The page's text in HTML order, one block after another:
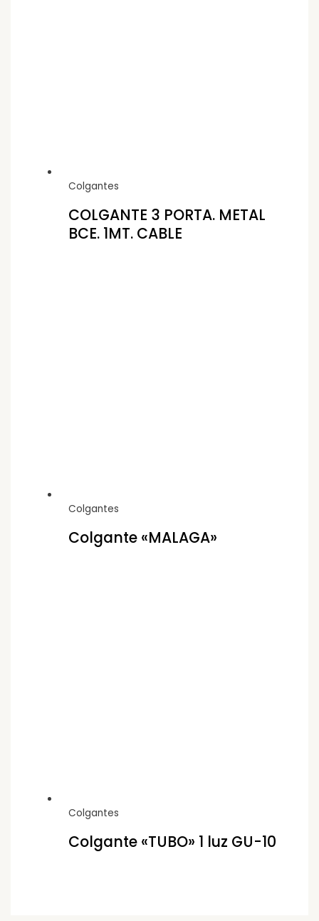
Colgantes
COLGANTE 3 PORTA. METAL
BCE. 1MT. CABLE
Colgantes
Colgante «MALAGA»
Colgantes
Colgante «TUBO» 1 luz GU-10